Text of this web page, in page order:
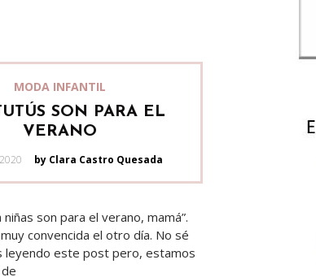
MODA INFANTIL
SON PARA EL
VERANO
by Clara Castro Quesada
son para el verano, mamá”.
convencida el otro día. No sé
leyendo este post pero, estamos